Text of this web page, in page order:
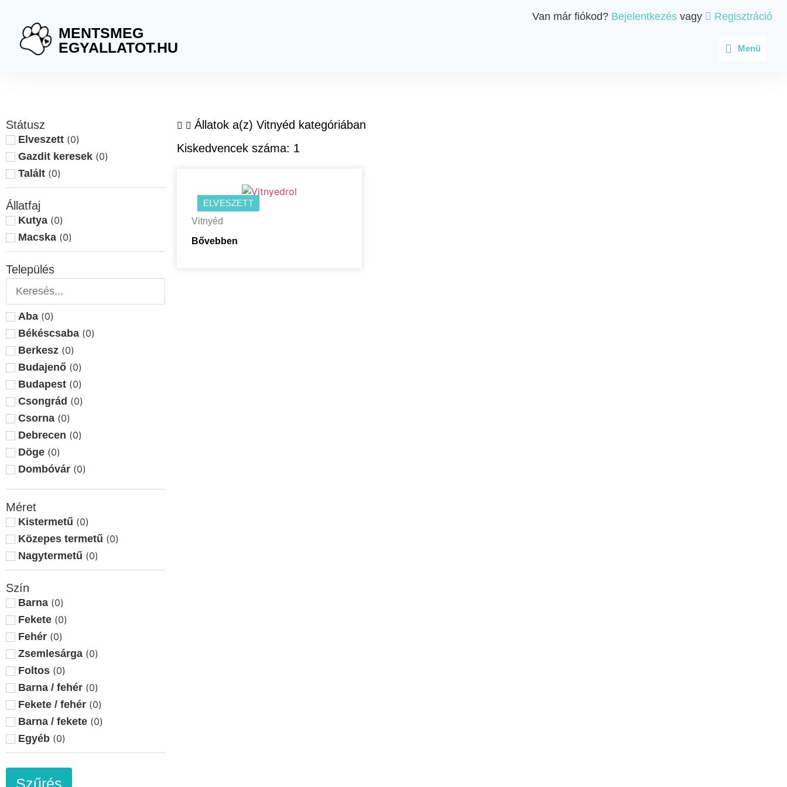
MENTSMEG
EGYALLATOT.HU
Van már fiókod? Bejelentkezés vagy Regisztráció
Menü
Státusz
Elveszett (0)
Gazdit keresek (0)
Talált (0)
Állatfaj
Kutya (0)
Macska (0)
Település
Aba (0)
Békéscsaba (0)
Berkesz (0)
Budajenő (0)
Budapest (0)
Csongrád (0)
Csorna (0)
Debrecen (0)
Döge (0)
Dombóvár (0)
Eger
Eplény (0)
Ercsi (0)
Esztergom (0 )
Etyek (0)
Felsőszentiván
Győr ( 0)
Győrság (
Győrszemere
Hajmáskér (0 )
Hatvan (0
Herend (0)
Jászfényszaru (0
Kaposvár (0)
Karácsond
Méret
Kistermetű (0)
Közepes termetű (0)
Nagytermetű (0)
Szín
Barna (0)
Fekete (0)
Fehér (0)
Zsemlesárga (0)
Foltos (0)
Barna / fehér (0)
Fekete / fehér (0)
Barna / fekete (0)
Egyéb (0)
Szűrés
Állatok a(z) Vitnyéd kategóriában
Kiskedvencek száma: 1
Vitnyéd
Bővebben
ELVESZETT